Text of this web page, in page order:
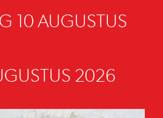
10 AUGUSTUS
2026